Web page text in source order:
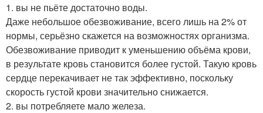
1. вы не пьёте достаточно воды.
Даже небольшое обезвоживание, всего лишь на 2% от
нормы, серьёзно скажется на возможностях организма.
Обезвоживание приводит к уменьшению объёма крови,
в результате кровь становится более густой. Такую кровь
сердце перекачивает не так эффективно, поскольку
скорость густой крови значительно снижается.
2. вы потребляете мало железа.